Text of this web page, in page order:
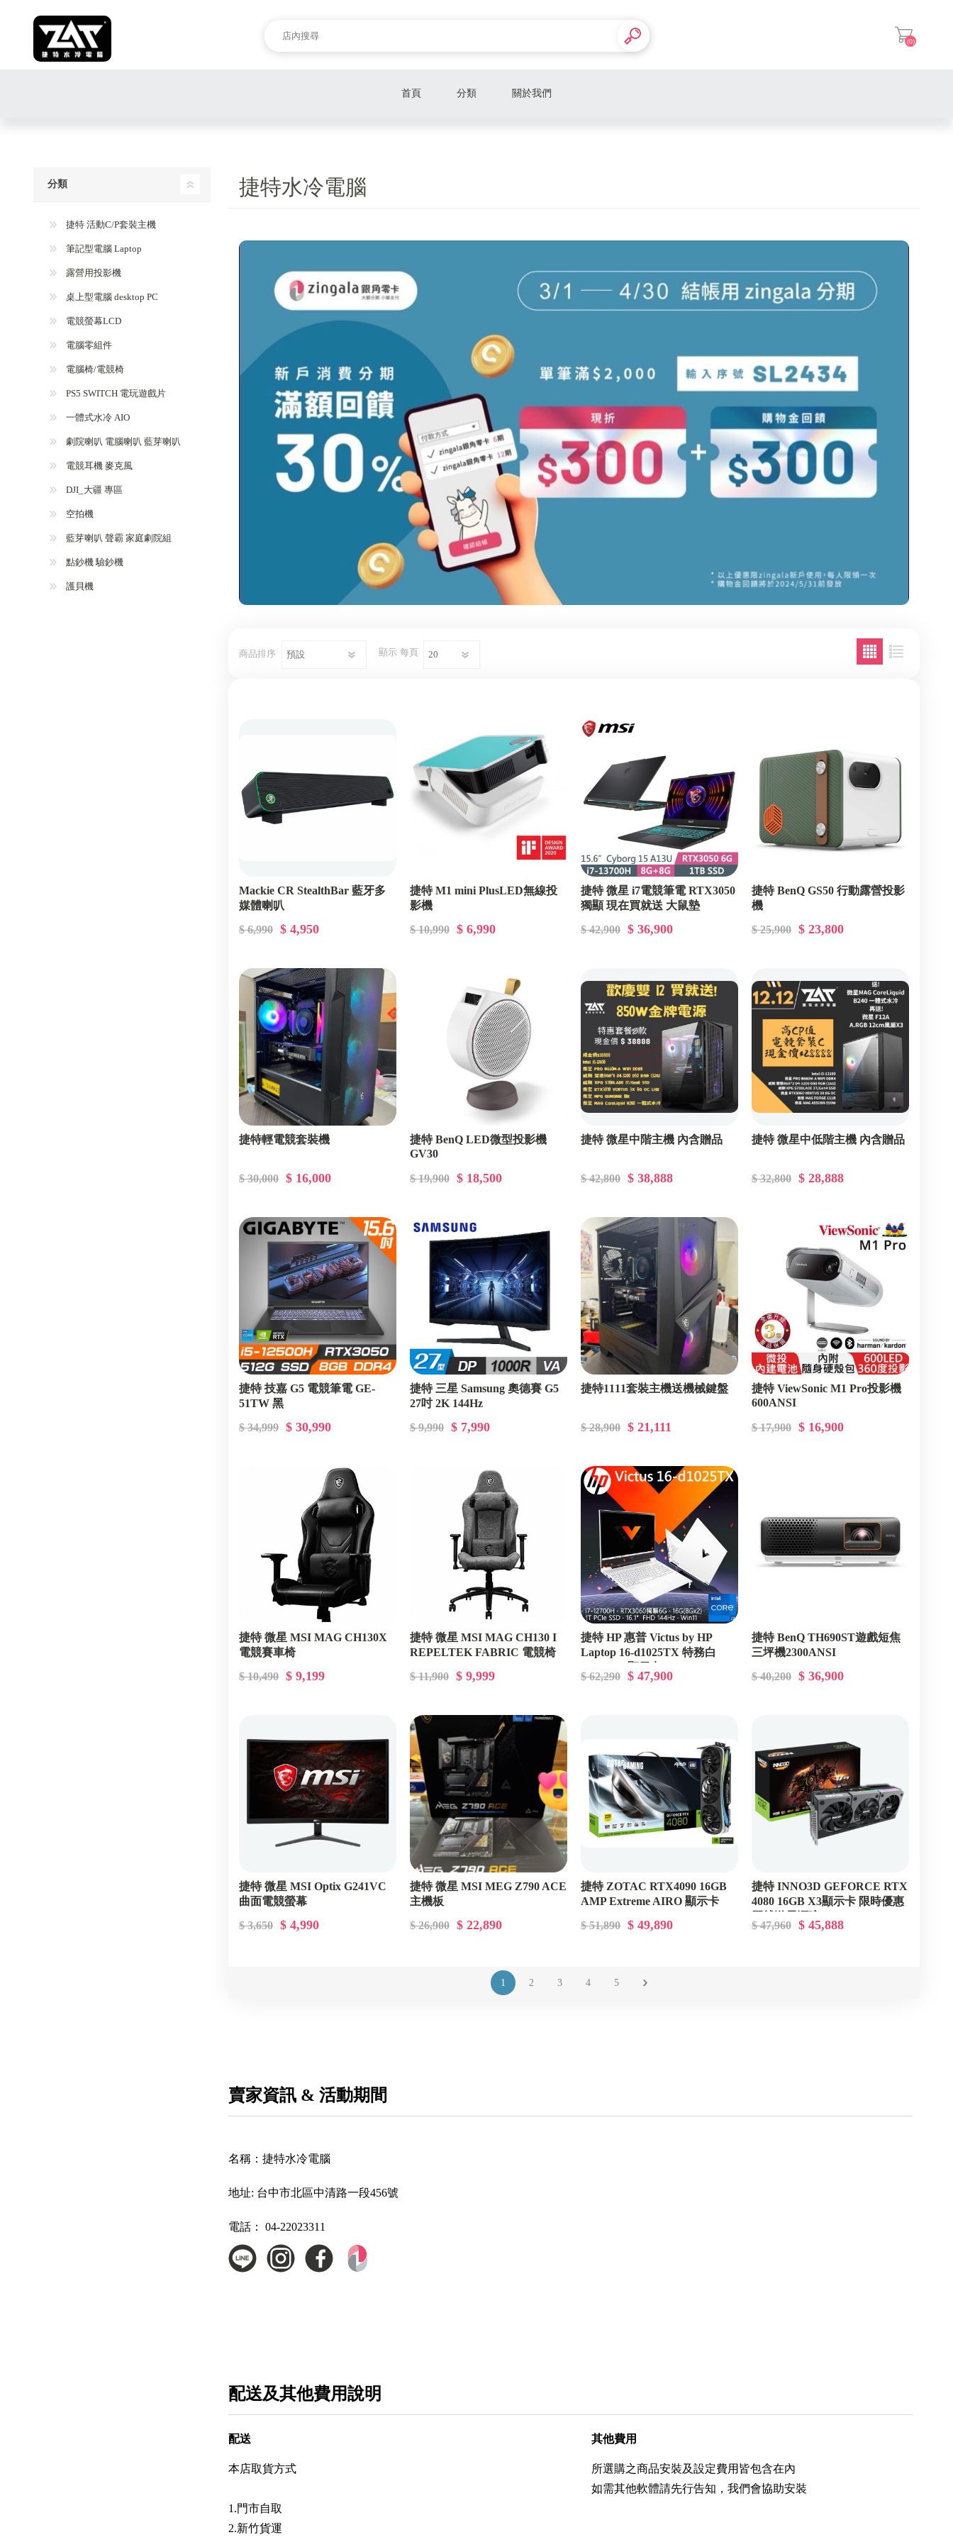
(0)
首頁 分類
PS5 SWITCH 電玩遊戲片
一體式水冷 AIO
劇院喇叭 電腦喇叭 藍芽喇叭
電競耳機 麥克風
DJI_大疆 專區
空拍機
藍芽喇叭 聲霸 家庭劇院組
點鈔機 驗鈔機
護貝機
關於我們
捷特水冷電腦
商品排序 顯示 每頁
Mackie CR StealthBar 藍牙多
媒體喇叭
$ 6,990 $ 4,950
捷特 M1 mini PlusLED無線投
影機
$ 10,990 $ 6,990
捷特 微星 i7電競筆電 RTX3050
獨顯 現在買就送 大鼠墊
$ 42,900 $ 36,900
捷特 BenQ GS50 行動露營投影
機
$ 25,900 $ 23,800
捷特輕電競套裝機
$ 30,000 $ 16,000
捷特 BenQ LED微型投影機
GV30
$ 19,900 $ 18,500
捷特 微星中階主機 內含贈品
$ 42,800 $ 38,888
捷特 微星中低階主機 內含贈品
$ 32,800 $ 28,888
捷特 技嘉 G5 電競筆電 GE-
51TW 黑
$ 34,999 $ 30,990
捷特 三星 Samsung 奧德賽 G5
27吋 2K 144Hz
$ 9,990 $ 7,990
捷特1111套裝主機送機械鍵盤
$ 28,900 $ 21,111
捷特 ViewSonic M1 Pro投影機
600ANSI
$ 17,900 $ 16,900
捷特 微星 MSI MAG CH130X
電競賽車椅
$ 10,490 $ 9,199
捷特 微星 MSI MAG CH130 I
REPELTEK FABRIC 電競椅
$ 11,900 $ 9,999
捷特 HP 惠普 Victus by HP
Laptop 16-d1025TX 特務白
$ 62,290 $ 47,900
捷特 BenQ TH690ST遊戲短焦
三坪機2300ANSI
$ 40,200 $ 36,900
捷特 微星 MSI Optix G241VC
曲面電競螢幕
$ 3,650 $ 4,990
捷特 微星 MSI MEG Z790 ACE
主機板
$ 26,900 $ 22,890
捷特 ZOTAC RTX4090 16GB
AMP Extreme AIRO 顯示卡
$ 51,890 $ 49,890
捷特 INNO3D GEFORCE RTX
4080 16GB X3顯示卡 限時優惠
$ 47,960 $ 45,888
1 2 3 4 5
賣家資訊 & 活動期間
名稱： 捷特水冷電腦
地址: 台中市北區中清路一段456號
電話： 04-22023311
配送及其他費用說明
配送
本店取貨方式
1.門市自取
2.新竹貨運
其他費用
所選購之商品安裝及設定費用皆包含在內
如需其他軟體請先行告知，我們會協助安裝
分類
捷特 活動C/P套裝主機
筆記型電腦 Laptop
露營用投影機
桌上型電腦 desktop PC
電競螢幕LCD
電腦零組件
電腦椅/電競椅
PS5 SWITCH 電玩遊戲片
一體式水冷 AIO
劇院喇叭 電腦喇叭 藍芽喇叭
電競耳機 麥克風
DJI_大疆 專區
空拍機
藍芽喇叭 聲霸 家庭劇院組
點鈔機 驗鈔機
護貝機